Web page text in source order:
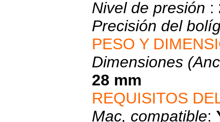
Nivel de presión :
Precisión del
PESO Y
Dimensiones
28 mm
REQUISITOS
Mac, compatible: